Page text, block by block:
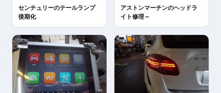
センチュリーのテールランプ
後期化
アストンマーチンのヘッドラ
イト修理～